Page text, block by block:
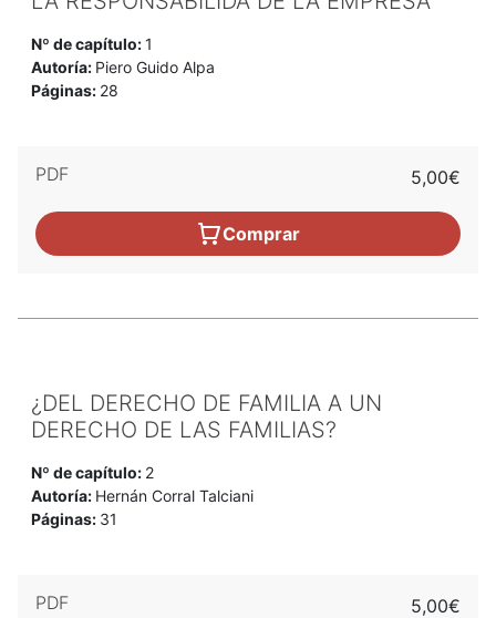
Nº de capítulo:1
Autoría: Piero Guido Alpa
Páginas: 28
PDF 5,00€
Comprar
¿DEL DERECHO DE FAMILIA A UN
DERECHO DE LAS FAMILIAS?
Nº de capítulo: 2
Autoría: Hernán Corral Talciani
Páginas: 31
PDF 5,00€